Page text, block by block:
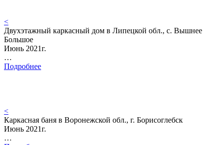
<
Двухэтажный каркасный дом в Липецкой обл., с. Вышнее
Большое
Июнь 2021г.
…
Подробнее
<
Каркасная баня в Воронежской обл., г. Борисоглебск
Июнь 2021г.
…